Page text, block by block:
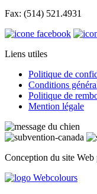
Fax: (514) 521.4931
Liens utiles
Politique de
Conditions
Politique de
Mention légale
Conception du site Web